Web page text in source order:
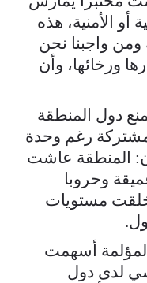
أو الأمنية، هذه
واجبنا نحن
ورخائها، وأن
دول المنطقة
رغم وحدة
المنطقة عاشت
وحروبا
خلقت مستويات
أسهمت
لدى دول